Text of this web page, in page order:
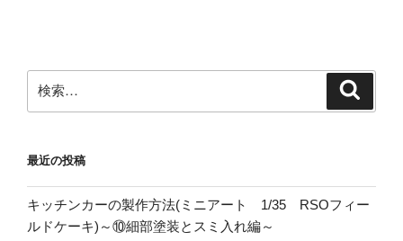
シ
ョ
索:
最近の投稿
キッチンカーの製作方法(ミニアート 1/35 RSOフィー
ルドケーキ)～⑩細部塗装とスミ入れ編～